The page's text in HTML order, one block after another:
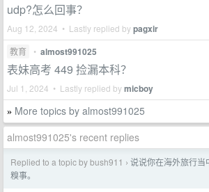
udp?怎么回事？
Aug 12, 2024 • Lastly replied bypagxir
教育 • almost991025
表妹高考 449 捡漏本科？
Jul 1, 2024 • Lastly replied bymicboy
» More topics by almost991025
almost991025's recent replies
Replied to a topic by bush911 › 说说你在海外旅行当
糗事。